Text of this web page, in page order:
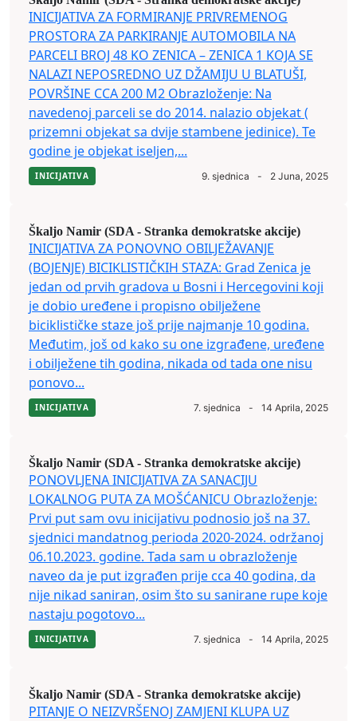
INICIJATIVA ZA FORMIRANJE PRIVREMENOG
PROSTORA ZA PARKIRANJE AUTOMOBILA NA
PARCELI BROJ 48 KO ZENICA – ZENICA 1 KOJA SE
NALAZI NEPOSREDNO UZ DŽAMIJU U BLATUŠI,
POVRŠINE CCA 200 M2 Obrazloženje: Na
navedenoj parceli se do 2014. nalazio objekat (
prizemni objekat sa dvije stambene jedinice). Te
godine je objekat iseljen,...
INICIJATIVA 9. sjednica - 2 Juna, 2025
Škaljo Namir (SDA - Stranka demokratske akcije)
INICIJATIVA ZA PONOVNO OBILJEŽAVANJE
(BOJENJE) BICIKLISTIČKIH STAZA: Grad Zenica je
jedan od prvih gradova u Bosni i Hercegovini koji
je dobio uređene i propisno obilježene
biciklističke staze još prije najmanje 10 godina.
Međutim, još od kako su one izgrađene, uređene
i obilježene tih godina, nikada od tada one nisu
ponovo...
INICIJATIVA 7. sjednica - 14 Aprila, 2025
Škaljo Namir (SDA - Stranka demokratske akcije)
PONOVLJENA INICIJATIVA ZA SANACIJU
LOKALNOG PUTA ZA MOŠĆANICU Obrazloženje:
Prvi put sam ovu inicijativu podnosio još na 37.
sjednici mandatnog perioda 2020-2024. održanoj
06.10.2023. godine. Tada sam u obrazloženje
naveo da je put izgrađen prije cca 40 godina, da
nije nikad saniran, osim što su sanirane rupe koje
nastaju pogotovo...
INICIJATIVA 7. sjednica - 14 Aprila, 2025
Škaljo Namir (SDA - Stranka demokratske akcije)
PITANJE O NEIZVRŠENOJ ZAMJENI KLUPA UZ